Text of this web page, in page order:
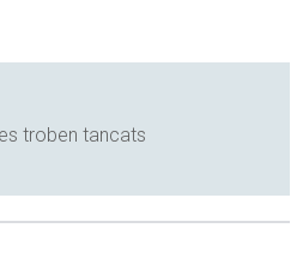
troben tancats